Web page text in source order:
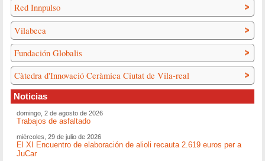
Red Innpulso
Vilabeca
Fundación Globalis
Càtedra d'Innovació Ceràmica Ciutat de Vila-real
Noticias
domingo, 2 de agosto de 2026
Trabajos de asfaltado
miércoles, 29 de julio de 2026
El XI Encuentro de elaboración de alioli recauta 2.619 euros per a
JuCar